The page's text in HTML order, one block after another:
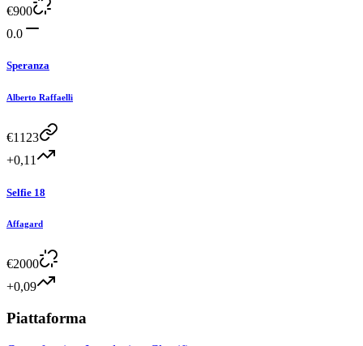
€900
0.0
Speranza
Alberto Raffaelli
€1123
+0,11
Selfie 18
Affagard
€2000
+0,09
Piattaforma